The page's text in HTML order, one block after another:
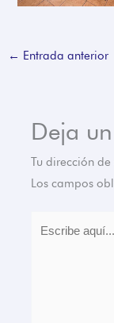
← Entrada anterior
Deja
Tu dirección
Los campos